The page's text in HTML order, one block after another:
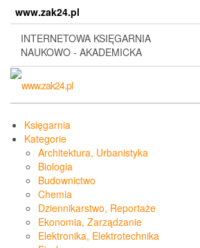
content
www.zak24.pl
INTERNETOWA KSIĘGARNIA
NAUKOWO - AKADEMICKA
Księgarnia
Kategorie
Architektura, Urbanistyka
Biologia
Budownictwo
Chemia
Dziennikarstwo, Reportaże
Ekonomia, Zarządzanie
Elektronika, Elektrotechnika